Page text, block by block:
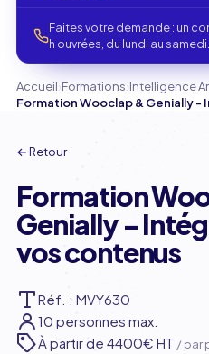
Faites votre demande : un
h ouvrées, du lundi au samedi.
Accueil›Formations›Intelligence
← Retour
Formation
Genially -
vos contenus
Réf. : MVY630
10 personnes max.
À partir de 4400€ HT / par